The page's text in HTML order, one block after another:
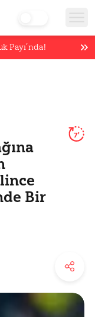
Payı’nda!
Bir
7'